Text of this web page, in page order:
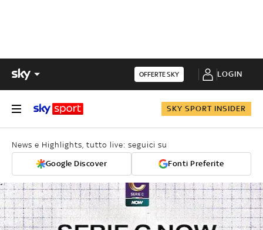
OFFERTE SKY LOGIN
SKY SPORT INSIDER
News e Highlights, tutto live: seguici su
Google Discover Fonti Preferite